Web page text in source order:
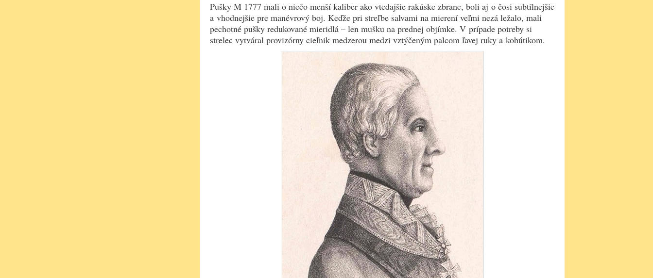
Pušky M 1777 mali o niečo menší kaliber ako vtedajšie rakúske zbrane, boli aj o čosi subtílnejšie
a vhodnejšie pre manévrový boj. Keďže pri streľbe salvami na mierení veľmi nezá ležalo, mali
pechotné pušky redukované mieridlá – len mušku na prednej objímke. V prípade potreby si
strelec vytváral provizórny cieľnik medzerou medzi vztýčeným palcom ľavej ruky a kohútikom.